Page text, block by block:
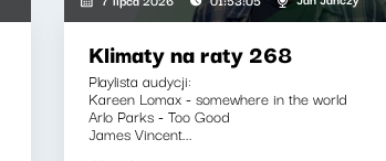
Klimaty na raty 268
Playlista audycji:
Kareen Lomax - somewhere in the world
Arlo Parks - Too Good
James Vincent...